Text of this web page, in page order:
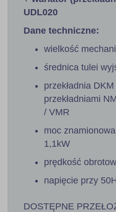
UDL020
Dane techniczne:
wielkość
średnica tulei
przekładnia
przekładniami
/ VMR
moc
1,1kW
prędkość
napięcie przy
DOSTĘPNE